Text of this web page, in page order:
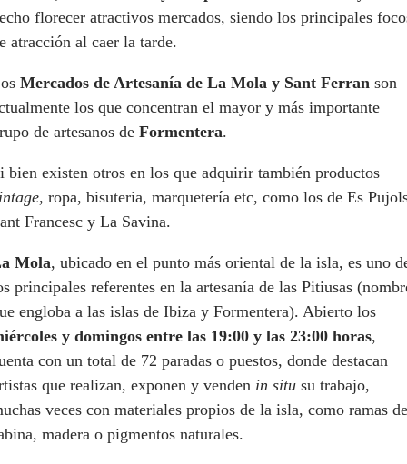
florecer atractivos mercados, siendo los principales
atracción al caer la tarde.
Mercados de Artesanía de La Mola y Sant Ferran son
los que concentran el mayor y más importante
de artesanos de Formentera.
bien existen otros en los que adquirir también productos
ropa, bisuteria, marquetería etc, como los de Es
Francesc y La Savina.
Mola, ubicado en el punto más oriental de la isla, es uno
principales referentes en la artesanía de las Pitiusas
engloba a las islas de Ibiza y Formentera). Abierto los
y domingos entre las 19:00 y las 23:00 horas,
con un total de 72 paradas o puestos, donde destacan
que realizan, exponen y venden in situ su trabajo,
veces con materiales propios de la isla, como ramas de
madera o pigmentos naturales.